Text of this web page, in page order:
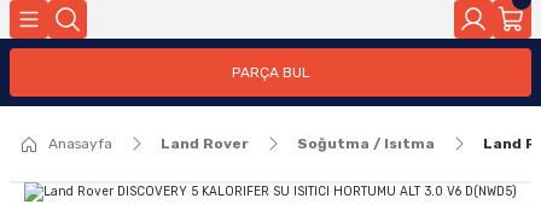
PARÇA BUL
Anasayfa Land Rover Soğutma / Isıtma Land